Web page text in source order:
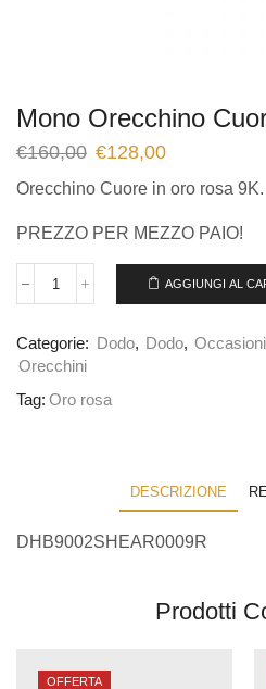
Mono Orecchino
€160,00 €128,00
Orecchino Cuore in oro rosa 9K.
PREZZO PER MEZZO PAIO!
AGGIUNGI AL
Categorie: Dodo, Dodo, Occasioni
Orecchini
Tag: Oro rosa
DESCRIZIONE
DHB9002SHEAR0009R
Prodotti
OFFERTA